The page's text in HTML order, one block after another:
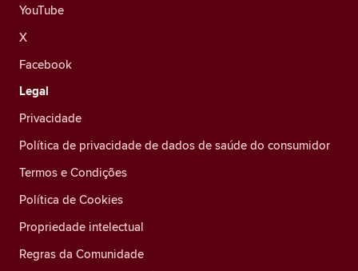
YouTube
X
Facebook
Legal
Privacidade
Política de privacidade de dados de saúde do consumidor
Termos e Condições
Política de Cookies
Propriedade intelectual
Regras da Comunidade